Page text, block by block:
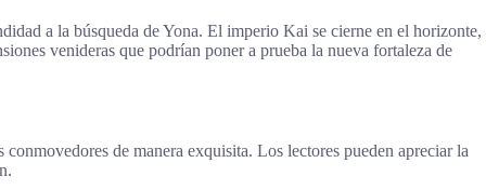
a la búsqueda de Yona. El imperio Kai se cierne en el horizonte,
venideras que podrían poner a prueba la nueva fortaleza de
de manera exquisita. Los lectores pueden apreciar la